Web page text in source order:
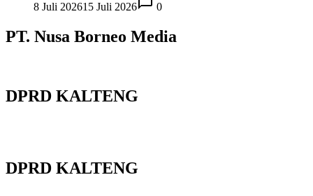
8 Juli 202615 Juli 2026 0
PT. Nusa Borneo Media
DPRD KALTENG
DPRD KALTENG